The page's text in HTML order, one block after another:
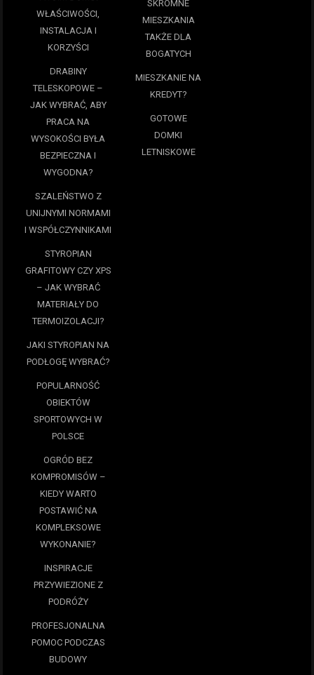
WŁAŚCIWOŚCI,
INSTALACJA I
KORZYŚCI
DRABINY
TELESKOPOWE –
JAK WYBRAĆ, ABY
PRACA NA
WYSOKOŚCI BYŁA
BEZPIECZNA I
WYGODNA?
SZALEŃSTWO Z
UNIJNYMI NORMAMI
I WSPÓŁCZYNNIKAMI
STYROPIAN
GRAFITOWY CZY XPS
– JAK WYBRAĆ
MATERIAŁY DO
TERMOIZOLACJI?
JAKI STYROPIAN NA
PODŁOGĘ WYBRAĆ?
POPULARNOŚĆ
OBIEKTÓW
SPORTOWYCH W
POLSCE
OGRÓD BEZ
KOMPROMISÓW –
KIEDY WARTO
POSTAWIĆ NA
KOMPLEKSOWE
WYKONANIE?
INSPIRACJE
PRZYWIEZIONE Z
PODRÓŻY
PROFESJONALNA
POMOC PODCZAS
BUDOWY
SKROMNE
MIESZKANIA
TAKŻE DLA
BOGATYCH
MIESZKANIE NA
KREDYT?
GOTOWE
DOMKI
LETNISKOWE